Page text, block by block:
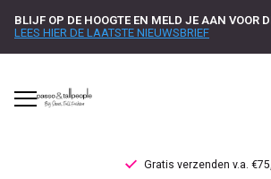
BLIJF OP DE HOOGTE EN MELD JE AAN VOOR
LEES HIER DE LAATSTE NIEUWSBRIEF
Gratis verzenden v.a.